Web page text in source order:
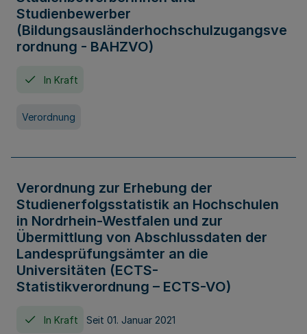
Studienbewerber
(Bildungsausländerhochschulzugangsve
rordnung - BAHZVO)
In Kraft
Verordnung
Verordnung zur Erhebung der
Studienerfolgsstatistik an Hochschulen
in Nordrhein-Westfalen und zur
Übermittlung von Abschlussdaten der
Landesprüfungsämter an die
Universitäten (ECTS-
Statistikverordnung – ECTS-VO)
In Kraft Seit 01. Januar 2021